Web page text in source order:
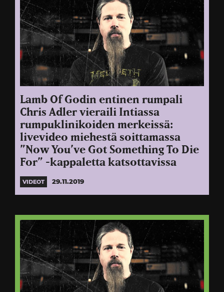
Lamb Of Godin entinen rumpali
Chris Adler vieraili Intiassa
rumpuklinikoiden merkeissä:
livevideo miehestä soittamassa
”Now You’ve Got Something To Die
For” -kappaletta katsottavissa
VIDEOT 29.11.2019